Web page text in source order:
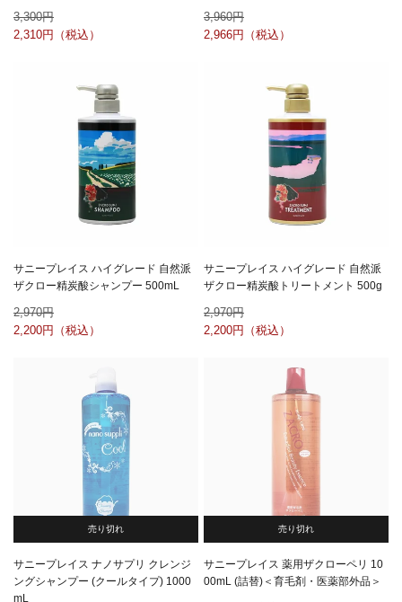
3,300
2,310
3,960
2,966
サニープレイス ハイグレード 自然派
ザクロー精炭酸シャンプー 500mL
2,970
2,200
サニープレイス ハイグレード 自然派
ザクロー精炭酸トリートメント 500g
2,970
2,200
売り切れ
サニープレイス ナノサプリ クレンジ
ングシャンプー (クールタイプ) 1000
mL
売り切れ
サニープレイス 薬用ザクローペリ 10
00mL (詰替)＜育毛剤・医薬部外品＞